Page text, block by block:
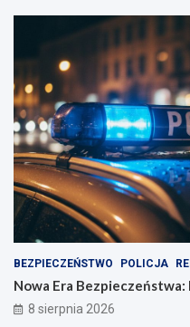
BEZPIECZEŃSTWO POLICJA
Nowa Era
8 sierpnia 2026